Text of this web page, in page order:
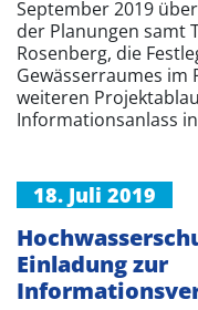
September 2019
der Planungen samt
Rosenberg, die
Gewässerraumes im
weiteren
Informationsanlass
18. Juli 2019
Einladung zur